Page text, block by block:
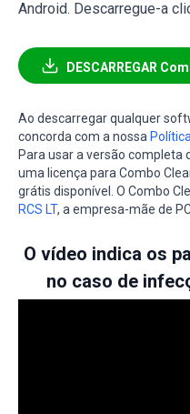
Android. Descarregue-a
DESCARREGAR
Ao descarregar qualquer
concorda com a nossa
Para usar a versão completa
uma licença para Combo
grátis disponível. O Combo
RCS LT, a empresa-mãe de
O vídeo indica os
no caso de